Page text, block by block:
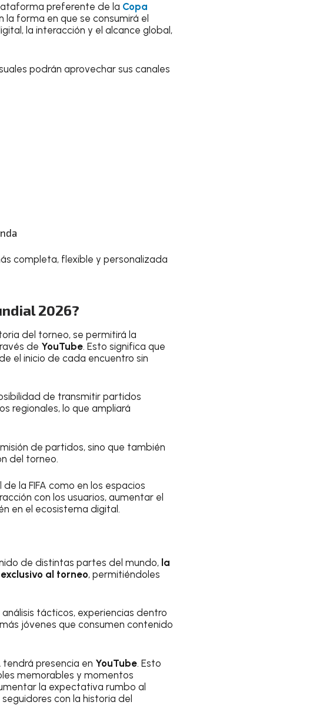
preferente de la Copa
forma en que se consumirá el
la interacción y el alcance global,
podrán aprovechar sus canales
completa, flexible y personalizada
2026?
del torneo, se permitirá la
de YouTube. Esto significa que
el inicio de cada encuentro sin
de transmitir partidos
regionales, lo que ampliará
de partidos, sino que también
del torneo.
la FIFA como en los espacios
con los usuarios, aumentar el
en el ecosistema digital.
de distintas partes del mundo, la
al torneo, permitiéndoles
tácticos, experiencias dentro
jóvenes que consumen contenido
tendrá presencia en YouTube. Esto
memorables y momentos
la expectativa rumbo al
con la historia del